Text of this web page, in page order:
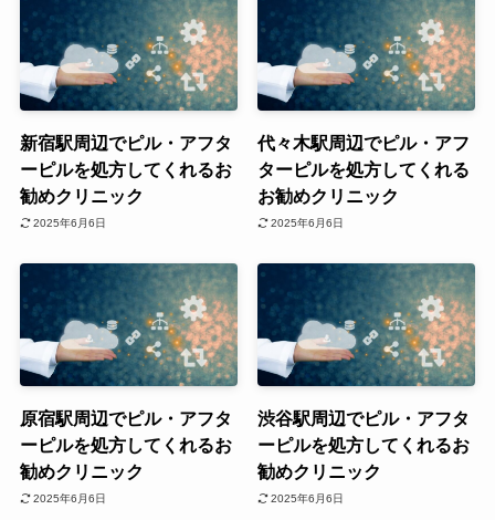
新宿駅周辺でピル・アフタ
ーピルを処方してくれるお
勧めクリニック
2025年6月6日
代々木駅周辺でピル・アフ
ターピルを処方してくれる
お勧めクリニック
2025年6月6日
原宿駅周辺でピル・アフタ
ーピルを処方してくれるお
勧めクリニック
2025年6月6日
渋谷駅周辺でピル・アフタ
ーピルを処方してくれるお
勧めクリニック
2025年6月6日